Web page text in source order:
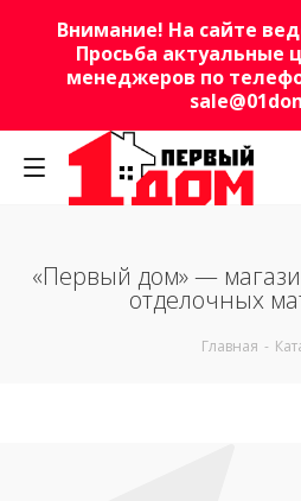
Внимание! На сайте
Просьба актуальные
менеджеров по
«Первый дом» —
отделочных
Главная -